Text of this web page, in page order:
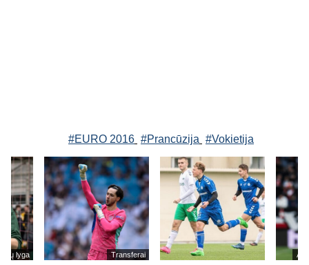
#EURO 2016 #Prancūzija #Vokietija
lyga Transferai